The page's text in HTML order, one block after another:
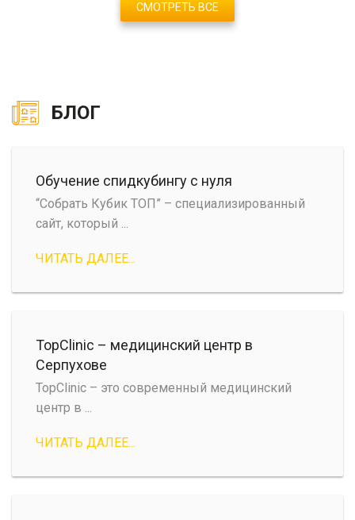
СМОТРЕТЬ ВСЕ
БЛОГ
Обучение спидкубингу с нуля
“Собрать Кубик ТОП” – специализированный
сайт, который ...
ЧИТАТЬ ДАЛЕЕ...
TopClinic – медицинский центр в
Серпухове
TopClinic – это современный медицинский
центр в ...
ЧИТАТЬ ДАЛЕЕ...